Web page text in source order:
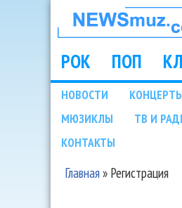
НОВОСТИ
МУЗЫКИ И
ШОУ
Main
РОК ПОП
НОВОСТИ
МЮЗИКЛЫ
ТВ И
КОНТАКТЫ
Главная» Регистрация